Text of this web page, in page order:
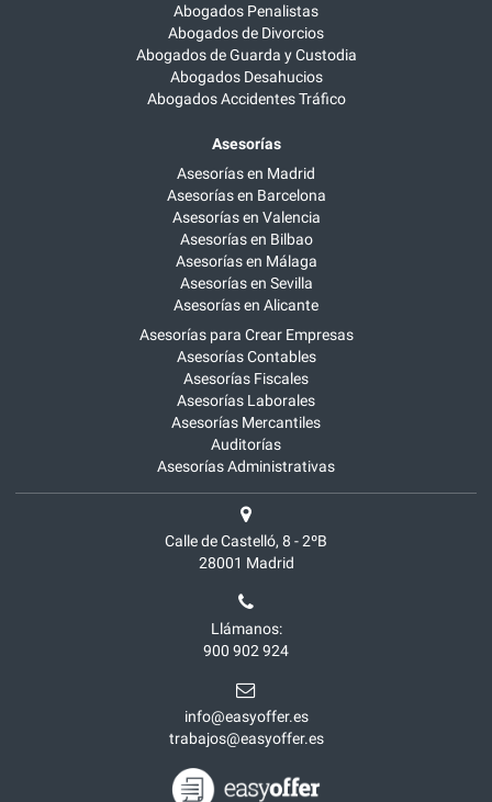
Abogados Penalistas
Abogados de Divorcios
Abogados de Guarda y Custodia
Abogados Desahucios
Abogados Accidentes Tráfico
Asesorías
Asesorías en Madrid
Asesorías en Barcelona
Asesorías en Valencia
Asesorías en Bilbao
Asesorías en Málaga
Asesorías en Sevilla
Asesorías en Alicante
Asesorías para Crear Empresas
Asesorías Contables
Asesorías Fiscales
Asesorías Laborales
Asesorías Mercantiles
Auditorías
Asesorías Administrativas
Calle de Castelló, 8 - 2ºB
28001 Madrid
Llámanos:
900 902 924
info@easyoffer.es
trabajos@easyoffer.es